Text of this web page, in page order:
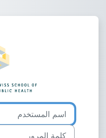
اسم المستخدم
كلمة المرور